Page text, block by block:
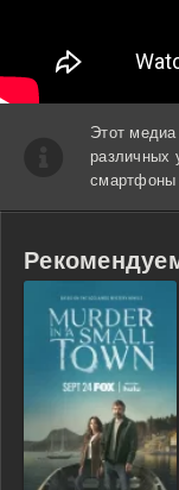
Этот
различных
смартфоны